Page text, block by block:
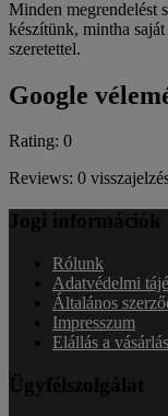
Minden megrendelést
készítünk, mintha
szeretettel.
Google
Rating: 0
Reviews: 0
Jogi információk
Rólunk
Adatvédelmi
Általános
Impresszum
Elállás a
Ügyfélszolgálat